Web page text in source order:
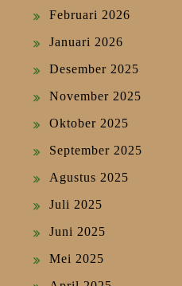
Februari 2026
Januari 2026
Desember 2025
November 2025
Oktober 2025
September 2025
Agustus 2025
Juli 2025
Juni 2025
Mei 2025